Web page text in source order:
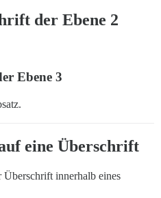
der Ebene 2
Ebene 3
eine Überschrift
innerhalb eines